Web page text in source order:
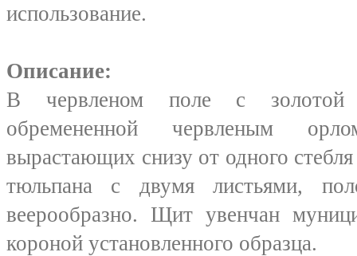
использование.
Описание:
В червленом поле с золотой
обремененной червленым
вырастающих снизу от одного
тюльпана с двумя листьями,
веерообразно. Щит увенчан
короной установленного образца.